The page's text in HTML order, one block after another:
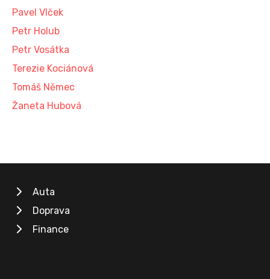
Pavel Vlček
Petr Holub
Petr Vosátka
Terezie Kociánová
Tomáš Němec
Žaneta Hubová
Auta
Doprava
Finance